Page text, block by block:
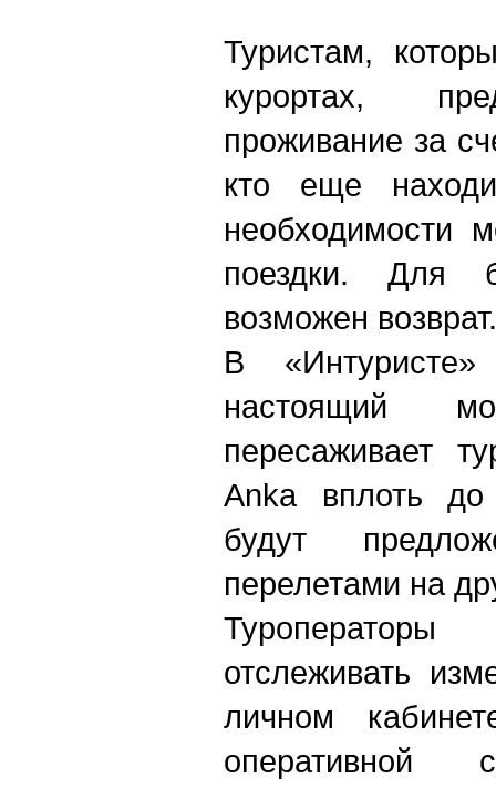
Туристам,
курортах,
проживание за
кто еще
необходимости
поездки. Для
возможен возврат.
В
настоящий
пересаживает
Anka вплоть
будут
перелетами на
отслеживать
личном